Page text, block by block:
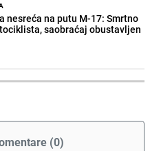
nesreća na putu M-17: Smrtno
saobraćaj obustavljen
(0)